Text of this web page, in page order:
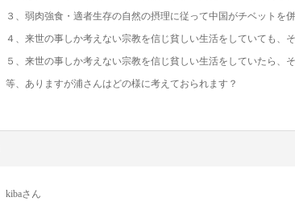
３、弱肉強食・適者生存の自然の摂理に従って中国がチベットを
４、来世の事しか考えない宗教を信じ貧しい生活をしていても、
５、来世の事しか考えない宗教を信じ貧しい生活をしていたら、
等、ありますが浦さんはどの様に考えておられます？
kibaさん